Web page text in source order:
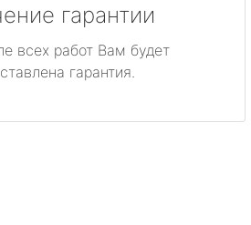
гарантии
всех работ Вам будет
гарантия.